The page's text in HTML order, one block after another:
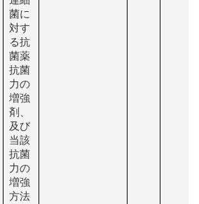
菌に
対す
る抗
菌薬
抗菌
力の
増強
剤、
及び
当該
抗菌
力の
増強
方法